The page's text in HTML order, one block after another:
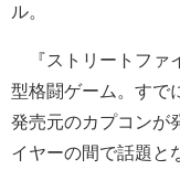
ル。
『ストリートファ
型格闘ゲーム。すで
発売元のカプコンが
イヤーの間で話題と